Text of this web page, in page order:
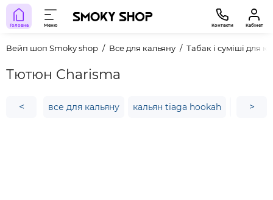
Головна Меню Контакти Кабінет
Вейп шоп Smoky shop Все для кальяну Табак і суміші для
Тютюн Charisma
< все для кальяну кальян tiaga hookah яха>